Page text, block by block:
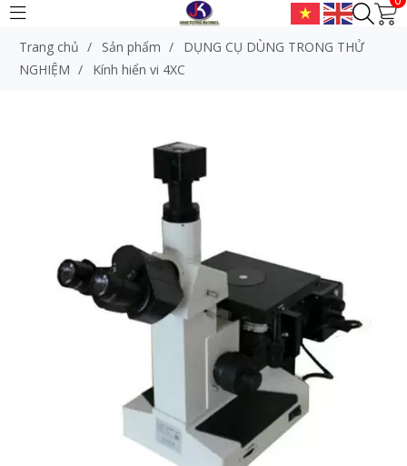
Trang chủ / Sản phẩm /
DỤNG CỤ DÙNG TRONG THỬ
NGHIỆM / Kính hiển vi 4XC